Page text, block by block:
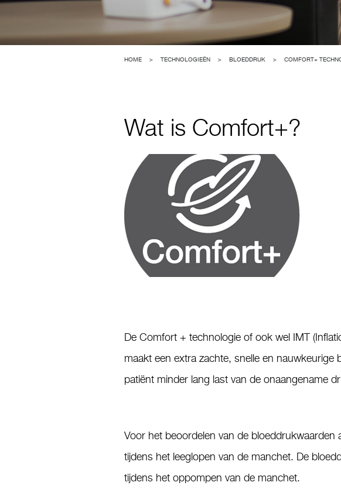
HOME > TECHNOLOGIEËN > BLOEDDRUK > COMFORT+
Wat is Comfort+?
De Comfort + technologie of ook wel IMT
maakt een extra zachte, snelle en
patiënt minder lang last van de onaangename
Voor het beoordelen van de bloeddrukwaarden
tijdens het leeglopen van de manchet. De
tijdens het oppompen van de manchet.